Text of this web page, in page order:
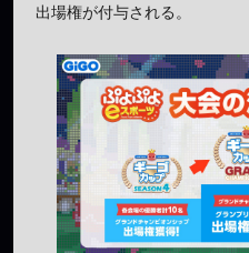
出場権が付与される。